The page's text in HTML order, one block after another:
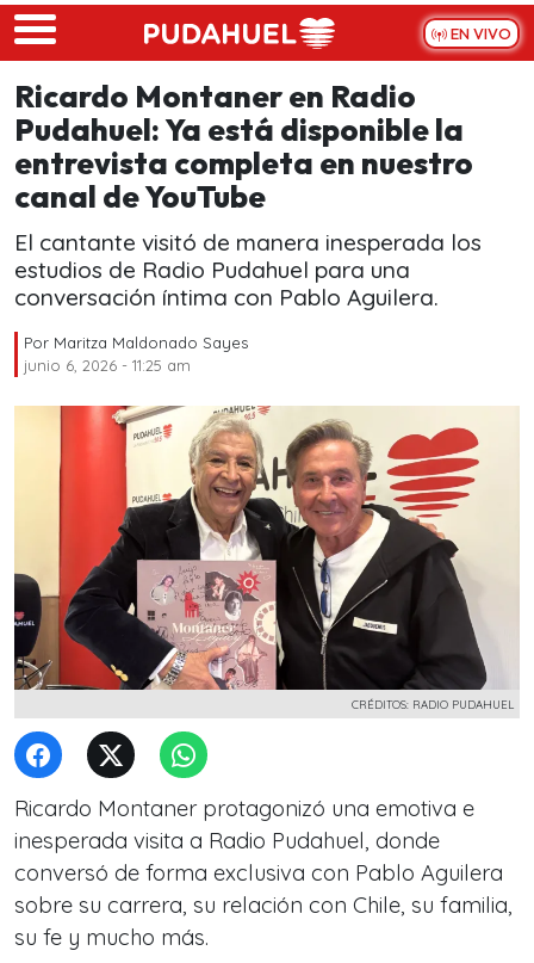
Skip to main content
EN VIVO
Ricardo Montaner en Radio
Pudahuel: Ya está disponible la
entrevista completa en nuestro
canal de YouTube
El cantante visitó de manera inesperada los
estudios de Radio Pudahuel para una
conversación íntima con Pablo Aguilera.
Por Maritza Maldonado Sayes
junio 6, 2026 - 11:25 am
CRÉDITOS: RADIO PUDAHUEL
Ricardo Montaner protagonizó una emotiva e
inesperada visita a Radio Pudahuel, donde
conversó de forma exclusiva con Pablo Aguilera
sobre su carrera, su relación con Chile, su familia,
su fe y mucho más.